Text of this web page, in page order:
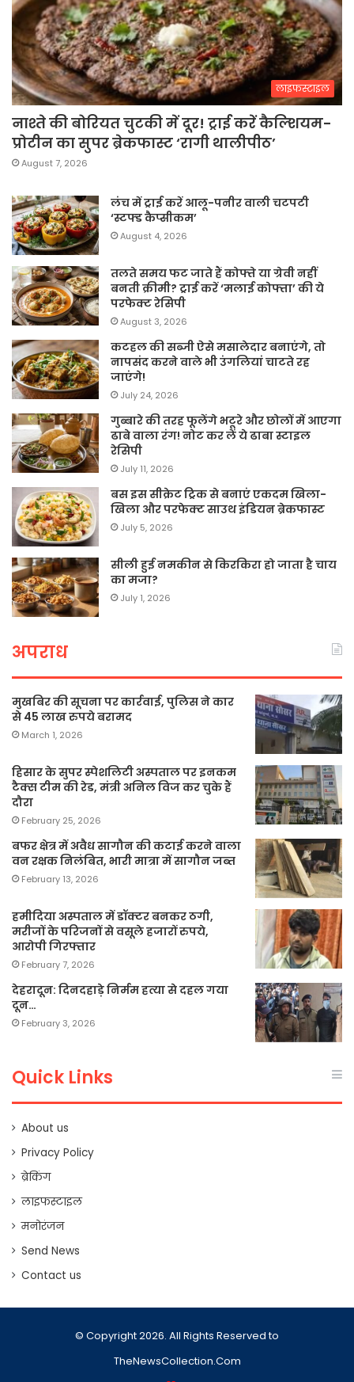
लाइफस्टाइल
नाश्ते की बोरियत चुटकी में दूर! ट्राई करें कैल्शियम-
प्रोटीन का सुपर ब्रेकफास्ट ‘रागी थालीपीठ’
August 7, 2026
लंच में ट्राई करें आलू-पनीर वाली चटपटी
‘स्टफ्ड कैप्सीकम’
August 4, 2026
तलते समय फट जाते हैं कोफ्ते या ग्रेवी नहीं
बनती क्रीमी? ट्राई करें ‘मलाई कोफ्ता’ की ये
परफेक्ट रेसिपी
August 3, 2026
कटहल की सब्जी ऐसे मसालेदार बनाएंगे, तो
नापसंद करने वाले भी उंगलियां चाटते रह
जाएंगे!
July 24, 2026
गुब्बारे की तरह फूलेंगे भटूरे और छोलों में आएगा
ढाबे वाला रंग! नोट कर लें ये ढाबा स्टाइल
रेसिपी
July 11, 2026
बस इस सीक्रेट ट्रिक से बनाएं एकदम खिला-
खिला और परफेक्ट साउथ इंडियन ब्रेकफास्ट
July 5, 2026
सीली हुई नमकीन से किरकिरा हो जाता है चाय
का मजा?
July 1, 2026
अपराध
मुखबिर की सूचना पर कार्रवाई, पुलिस ने कार
से 45 लाख रुपये बरामद
March 1, 2026
हिसार के सुपर स्पेशलिटी अस्पताल पर इनकम
टैक्स टीम की रेड, मंत्री अनिल विज कर चुके हैं
दौरा
February 25, 2026
बफर क्षेत्र में अवैध सागौन की कटाई करने वाला
वन रक्षक निलंबित, भारी मात्रा में सागौन जब्त
February 13, 2026
हमीदिया अस्पताल में डॉक्टर बनकर ठगी,
मरीजों के परिजनों से वसूले हजारों रुपये,
आरोपी गिरफ्तार
February 7, 2026
देहरादून: दिनदहाड़े निर्मम हत्या से दहल गया
दून…
February 3, 2026
Quick Links
About us
Privacy Policy
ब्रेकिंग
लाइफस्टाइल
मनोरंजन
Send News
Contact us
© Copyright 2026. All Rights Reserved to
TheNewsCollection.Com